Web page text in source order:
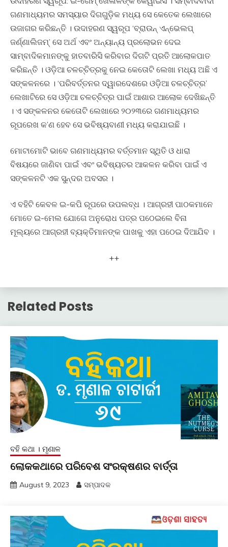
ଗଣମାଧ୍ୟମର ସମସ୍ୟାର ଦିଗଗୁଡ଼ିକ ମଧ୍ୟ ସେ କେତେକ ଲେଖାରେ
ଉଜାଗର କରିଛନ୍ତି । ଉଦାହରଣ ସ୍ୱରୂପ ‘ବ୍ରାଉନ୍ ଏନ୍ଭେଲପ୍
ଜର୍ଣ୍ଣାଲିଜମ୍’ ସେ ଅର୍ଥ ଏବଂ ଅନ୍ୟାନ୍ୟ ପ୍ରଲୋଭନ ଦେଇ
ସାମ୍ବାଦିକମାନଙ୍କୁ ହାତବାରିସି କରିବାର ଦିଗଟି ପ୍ରତି ଆଲୋକପାତ
କରିଛନ୍ତି । ଓଡ଼ିଆ ଚଳଚ୍ଚିତ୍ରକୁ ନେଇ କେତୋଟି ଲେଖା ମଧ୍ୟ ଅଛି ଏ
ସଙ୍କଳନରେ । ‘ପରିବର୍ତ୍ତନର ଦ୍ୱାରଦେଶରେ ଓଡ଼ିଆ ଚଳଚ୍ଚିତ୍ର’
ଲେଖାଟିରେ ସେ ଓଡ଼ିଆ ଚଳଚ୍ଚିତ୍ର ପାଇଁ ଆଶାର ଆଲୋକ ଦେଖିଛନ୍ତି
। ଏ ସଙ୍କଳନର କେତୋଟି ଲେଖାରେ ୨୦୨୩ରେ ଗଣମାଧ୍ୟମର
ରୂପରେଖ କ’ଣ ହେବ ସେ ଭବିଷ୍ୟବାଣୀ ମଧ୍ୟ କରାଯାଇଛି ।
ମୋଟାମୋଟି ଭାବେ ଗଣମାଧ୍ୟମର ବର୍ତ୍ତମାନ ସ୍ଥିତି ଓ ଧାରା
ବିଷୟରେ ଜାଣିବା ପାଇଁ ଏବଂ ଭବିଷ୍ୟତର ଆକଳନ କରିବା ପାଇଁ ଏ
ସଙ୍କଳନଟି ଏକ ସୁନ୍ଦର ଅବସର ।
ଏ ବହିଟି କେବଳ ଇ-କପି ରୂପରେ ଉପଲବ୍ଧ । ଆଗ୍ରହୀ ପାଠକମାନେ
ମୋତେ ଇ-ମେଲ ଯୋଗେ ଅନୁରୋଧ ପତ୍ର ପଠେଇଲେ ବିନା
ମୂଲ୍ୟରେ ଆଗ୍ରହୀ ବ୍ୟକ୍ତିମାନଙ୍କ ପାଖକୁ ଏହା ପଠେଇ ଦିଆଯିବ ।
++
Related Posts
ବହି କଥା । ମୃଣାଳ
ଲୋକକଥାରେ ପରିବେଶ ସଂରକ୍ଷଣର ବାର୍ତ୍ତା
August 9, 2023 ସମ୍ପାଦକ